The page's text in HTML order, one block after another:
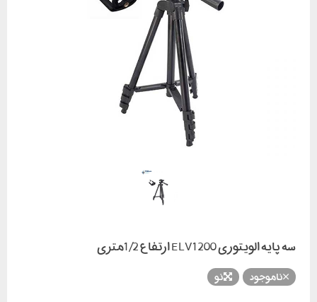
سه پایه الویتوری ELV1200 ارتفاع 1/2متری
ناموجود
نو